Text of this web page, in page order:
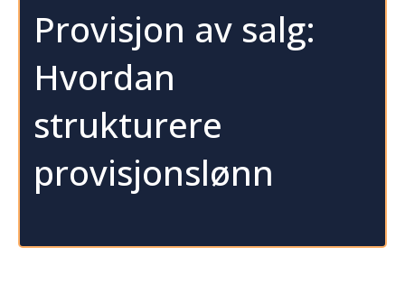
Provisjon av salg:
Hvordan
strukturere
provisjonslønn